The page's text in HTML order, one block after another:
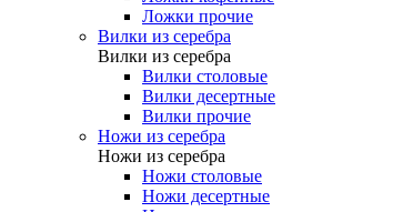
Ложки прочие
Вилки из серебра
Вилки из серебра
Вилки столовые
Вилки десертные
Вилки прочие
Ножи из серебра
Ножи из серебра
Ножи столовые
Ножи десертные